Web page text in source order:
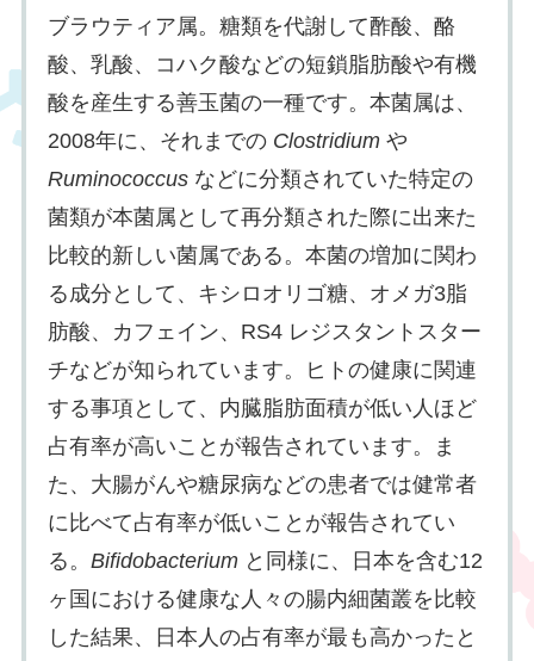
ブラウティア属。糖類を代謝して酢酸、酪
酸、乳酸、コハク酸などの短鎖脂肪酸や有機
酸を産生する善玉菌の一種です。本菌属は、
2008年に、それまでの Clostridiumや
Ruminococcusなどに分類されていた特定の
菌類が本菌属として再分類された際に出来た
比較的新しい菌属である。本菌の増加に関わ
る成分として、キシロオリゴ糖、オメガ3脂
肪酸、カフェイン、RS4 レジスタントスター
チなどが知られています。ヒトの健康に関連
する事項として、内臓脂肪面積が低い人ほど
占有率が高いことが報告されています。ま
た、大腸がんや糖尿病などの患者では健常者
に比べて占有率が低いことが報告されてい
る。 Bifidobacteriumと同様に、日本を含む12
ヶ国における健康な人々の腸内細菌叢を比較
した結果、日本人の占有率が最も高かったと